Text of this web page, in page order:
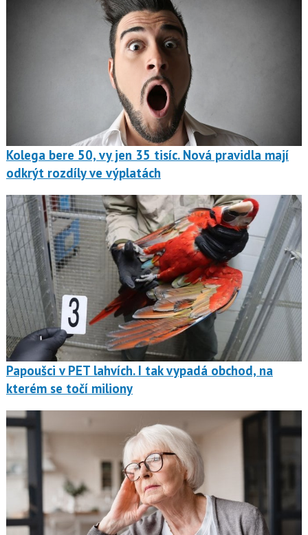
Kolega bere 50, vy jen 35 tisíc. Nová pravidla mají
odkrýt rozdíly ve výplatách
Papoušci v PET lahvích. I tak vypadá obchod, na
kterém se točí miliony